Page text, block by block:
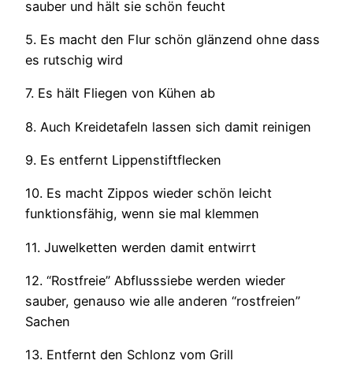
sauber und hält sie schön feucht
5. Es macht den Flur schön glänzend ohne dass
es rutschig wird
7. Es hält Fliegen von Kühen ab
8. Auch Kreidetafeln lassen sich damit reinigen
9. Es entfernt Lippenstiftflecken
10. Es macht Zippos wieder schön leicht
funktionsfähig, wenn sie mal klemmen
11. Juwelketten werden damit entwirrt
12. “Rostfreie” Abflusssiebe werden wieder
sauber, genauso wie alle anderen “rostfreien”
Sachen
13. Entfernt den Schlonz vom Grill